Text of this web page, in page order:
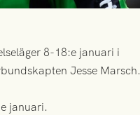
8-18:e januari i
Jesse Marsch.
januari.